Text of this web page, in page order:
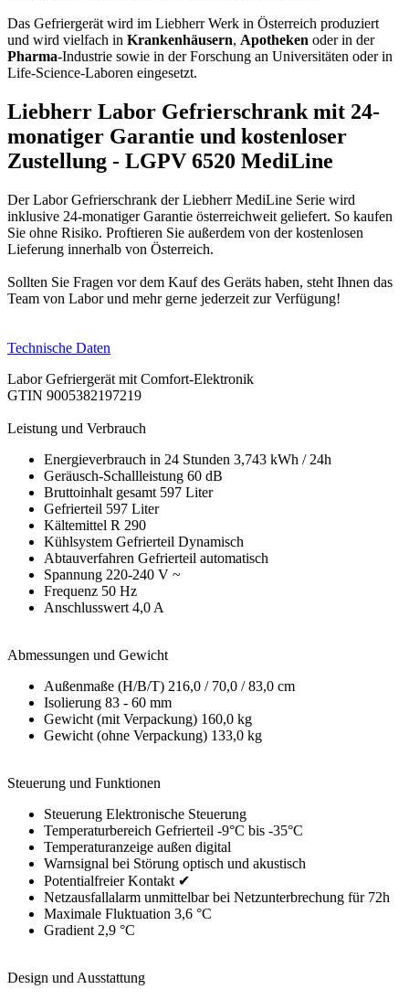
Das Gefriergerät wird im Liebherr Werk in Österreich produziert
und wird vielfach in Krankenhäusern, Apotheken oder in der
Pharma-Industrie sowie in der Forschung an Universitäten oder in
Life-Science-Laboren eingesetzt.
Liebherr Labor Gefrierschrank mit 24-
monatiger Garantie und kostenloser
Zustellung - LGPV 6520 MediLine
Der Labor Gefrierschrank der Liebherr MediLine Serie wird
inklusive 24-monatiger Garantie österreichweit geliefert. So kaufen
Sie ohne Risiko. Proftieren Sie außerdem von der kostenlosen
Lieferung innerhalb von Österreich.
Sollten Sie Fragen vor dem Kauf des Geräts haben, steht Ihnen das
Team von Labor und mehr gerne jederzeit zur Verfügung!
Technische Daten
Labor Gefriergerät mit Comfort-Elektronik
GTIN 9005382197219
Leistung und Verbrauch
Energieverbrauch in 24 Stunden 3,743 kWh / 24h
Geräusch-Schallleistung 60 dB
Bruttoinhalt gesamt 597 Liter
Gefrierteil 597 Liter
Kältemittel R 290
Kühlsystem Gefrierteil Dynamisch
Abtauverfahren Gefrierteil automatisch
Spannung 220-240 V ~
Frequenz 50 Hz
Anschlusswert 4,0 A
Abmessungen und Gewicht
Außenmaße (H/B/T) 216,0 / 70,0 / 83,0 cm
Isolierung 83 - 60 mm
Gewicht (mit Verpackung) 160,0 kg
Gewicht (ohne Verpackung) 133,0 kg
Steuerung und Funktionen
Steuerung Elektronische Steuerung
Temperaturbereich Gefrierteil -9°C bis -35°C
Temperaturanzeige außen digital
Warnsignal bei Störung optisch und akustisch
Potentialfreier Kontakt ✔
Netzausfallalarm unmittelbar bei Netzunterbrechung für 72h
Maximale Fluktuation 3,6 °C
Gradient 2,9 °C
Design und Ausstattung